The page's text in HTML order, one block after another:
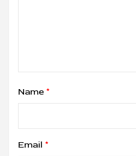
Name *
Email *